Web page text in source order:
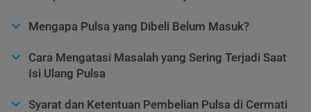
Mengapa Pulsa yang Dibeli Belum Masuk?
Cara Mengatasi Masalah yang Sering Terjadi Saat
Isi Ulang Pulsa
Syarat dan Ketentuan Pembelian Pulsa di Cermati